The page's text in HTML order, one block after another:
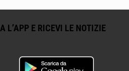
L’APP E RICEVI LE NOTIZIE